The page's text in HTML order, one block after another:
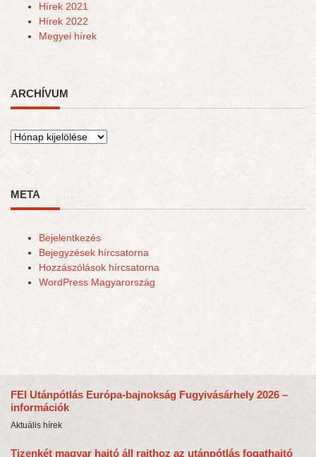
Hírek 2021
Hírek 2022
Megyei hírek
ARCHÍVUM
Archívum
META
Bejelentkezés
Bejegyzések hírcsatorna
Hozzászólások hírcsatorna
WordPress Magyarország
FEI Utánpótlás Európa-bajnokság Fugyivásárhely 2026 –
információk
Aktuális hírek
Tizenkét magyar hajtó áll rajthoz az utánpótlás fogathajtó